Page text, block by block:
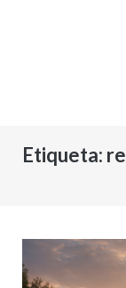
Etiqueta: